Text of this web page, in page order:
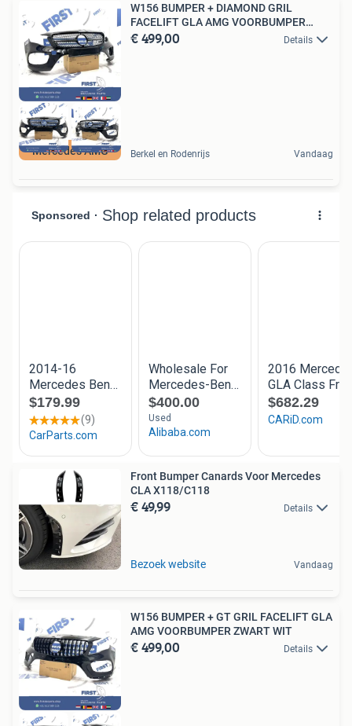
Mercedes AMG
W156 BUMPER + DIAMOND GRIL
FACELIFT GLA AMG VOORBUMPER
ZWART
€ 499,00 Details
Berkel en Rodenrijs Vandaag
Front Bumper Canards Voor Mercedes
CLA X118/C118
€ 49,99 Details
Bezoek website Vandaag
W156 BUMPER + GT GRIL FACELIFT GLA
AMG VOORBUMPER ZWART WIT
€ 499,00 Details